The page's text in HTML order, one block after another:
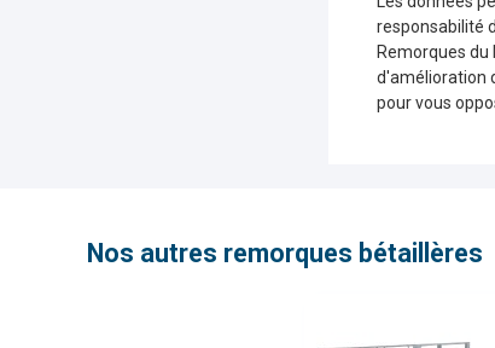
responsabilité
Remorques
d'amélioration
pour vous
Nos autres remorques bétaillères